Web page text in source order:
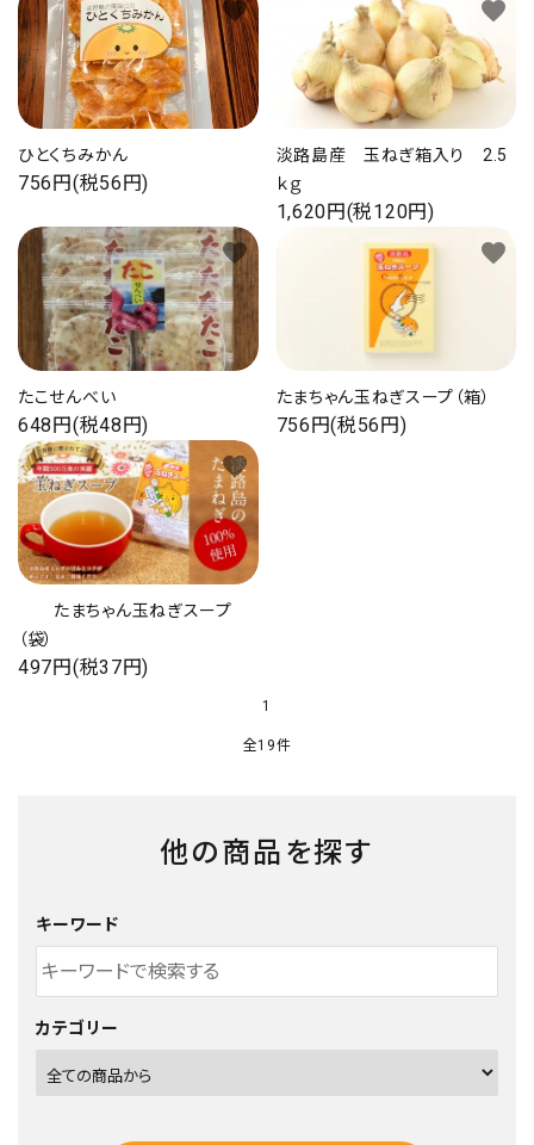
ひとくちみかん
756円(税56円)
favorite
淡路島産 玉ねぎ箱入り 2.5
ｋｇ
1,620円(税120円)
favorite
たこせんべい
648円(税48円)
favorite
たまちゃん玉ねぎスープ（箱）
756円(税56円)
favorite
たまちゃん玉ねぎスープ
（袋）
497円(税37円)
favorite
1
全19件
他の商品を探す
キーワード
カテゴリー